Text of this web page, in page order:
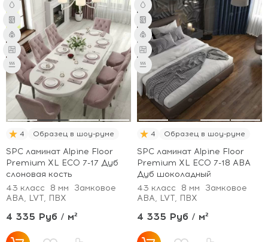
4 Образец в шоу-руме
SPC ламинат Alpine Floor
Premium XL ECO 7-17 Дуб
слоновая кость
43 класс
8 мм
Замковое
ABA, LVT, ПВХ
4 335 Руб / м²
4 Образец в шоу-руме
SPC ламинат Alpine Floor
Premium XL ECO 7-18 ABA
Дуб шоколадный
43 класс
8 мм
Замковое
ABA, LVT, ПВХ
4 335 Руб / м²